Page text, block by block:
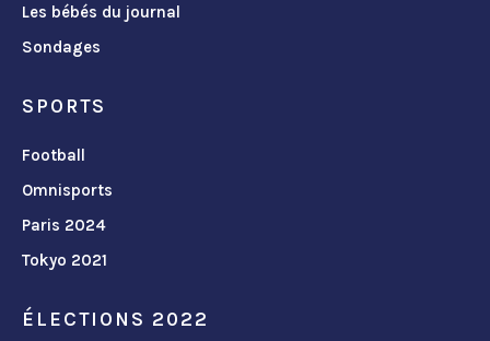
Les bébés du journal
Sondages
SPORTS
Football
Omnisports
Paris 2024
Tokyo 2021
ÉLECTIONS 2022